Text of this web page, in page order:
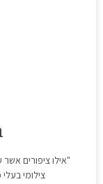
"אילו ציפורים אשר
צילומי